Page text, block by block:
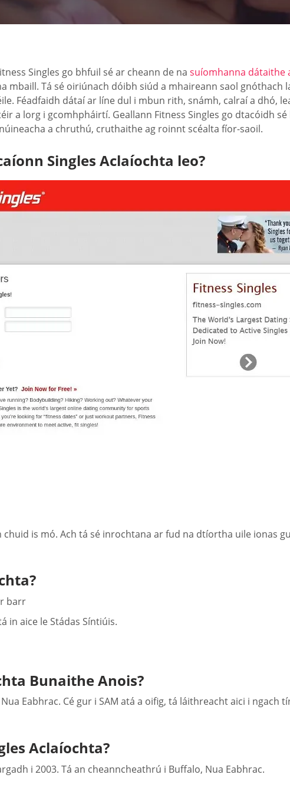
Singles go bhfuil sé ar cheann de na suíomhanna dátaithe
mbaill. Tá sé oiriúnach dóibh siúd a mhaireann saol
Féadfaidh dátaí ar líne dul i mbun rith, snámh, calraí a dhó,
a lorg i gcomhpháirtí. Geallann Fitness Singles go dtacóidh
a chruthú, cruthaithe ag roinnt scéalta fíor-saoil.
Singles Aclaíochta leo?
chuid is mó. Ach tá sé inrochtana ar fud na dtíortha uile ionas
barr
in aice le Stádas Síntiúis.
Bunaithe Anois?
Eabhrac. Cé gur i SAM atá a oifig, tá láithreacht aici i
Aclaíochta?
i 2003. Tá an cheanncheathrú i Buffalo, Nua Eabhrac.